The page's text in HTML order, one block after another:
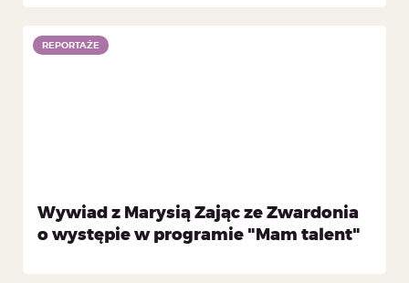
Wywiad z Marysią Zając ze Zwardonia
o występie w programie "Mam talent"
REPORTAŻE